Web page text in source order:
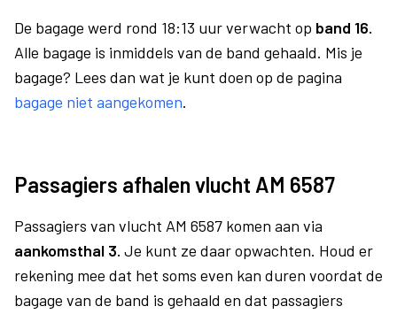
De bagage werd rond 18:13 uur verwacht op band 16.
Alle bagage is inmiddels van de band gehaald. Mis je
bagage? Lees dan wat je kunt doen op de pagina
bagage niet aangekomen.
Passagiers afhalen vlucht AM 6587
Passagiers van vlucht AM 6587 komen aan via
aankomsthal 3. Je kunt ze daar opwachten. Houd er
rekening mee dat het soms even kan duren voordat de
bagage van de band is gehaald en dat passagiers